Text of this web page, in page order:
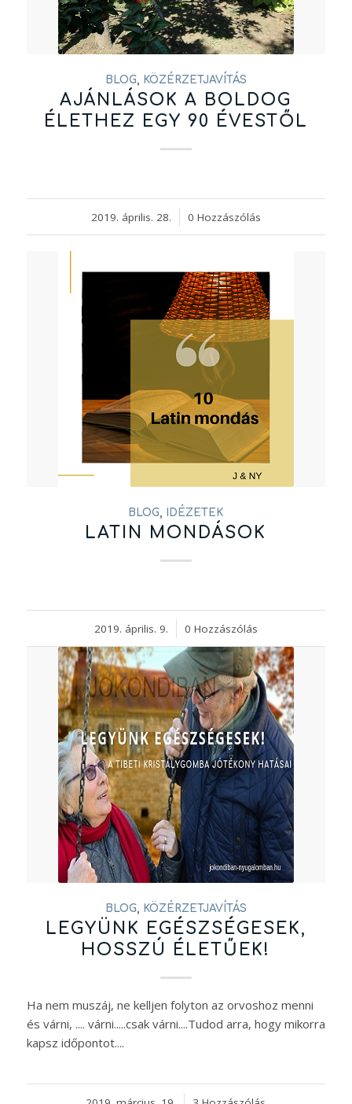
BLOG, KÖZÉRZETJAVÍTÁS
AJÁNLÁSOK A BOLDOG
ÉLETHEZ EGY 90 ÉVESTŐL
2019. április. 28.
/ 0 Hozzászólás
BLOG, IDÉZETEK
LATIN MONDÁSOK
2019. április. 9.
/ 0 Hozzászólás
BLOG, KÖZÉRZETJAVÍTÁS
LEGYÜNK EGÉSZSÉGESEK,
HOSSZÚ ÉLETŰEK!
Ha nem muszáj, ne kelljen folyton az orvoshoz menni
és várni, .... várni.....csak várni....Tudod arra, hogy mikorra
kapsz időpontot....